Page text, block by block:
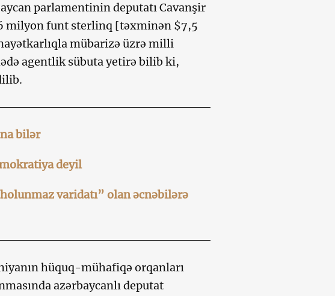
parlamentinin deputatı Cavanşir
milyon funt sterlinq [təxminən $7,5
mübarizə üzrə milli
agentlik sübuta yetirə bilib ki,
bilər
deyil
varidatı” olan əcnəbilərə
hüquq-mühafiqə orqanları
azərbaycanlı deputat